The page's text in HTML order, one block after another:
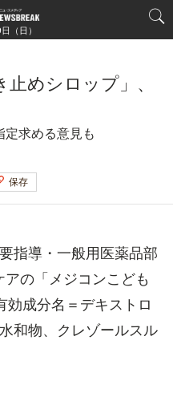
（日）
止めシロップ」、
定求める意見も
保存
指導・一般用医薬品部
の「メジコンこども
効成分名＝デキストロ
和物、クレゾールスル